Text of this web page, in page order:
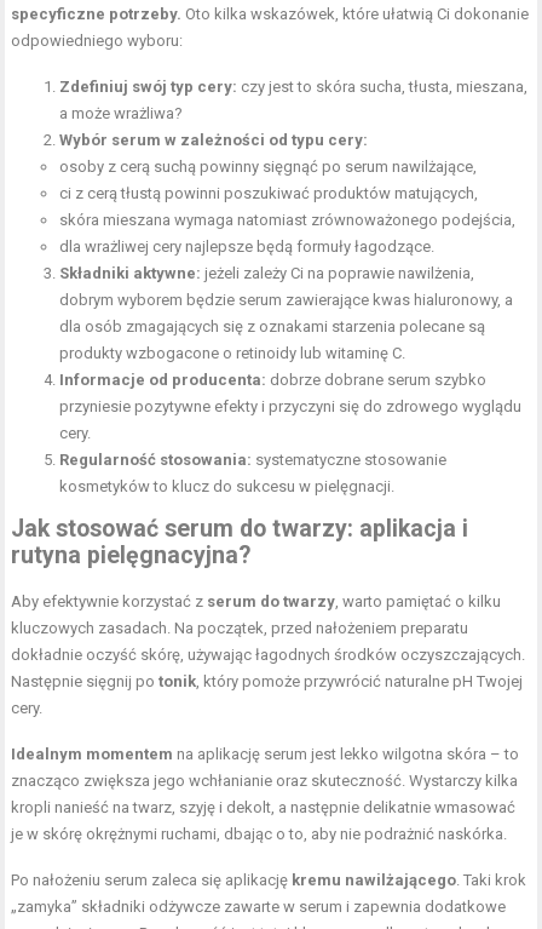
specyficzne potrzeby. Oto kilka wskazówek, które ułatwią Ci dokonanie
odpowiedniego wyboru:
Zdefiniuj swój typ cery: czy jest to skóra sucha, tłusta, mieszana,
a może wrażliwa?
Wybór serum w zależności od typu cery:
osoby z cerą suchą powinny sięgnąć po serum nawilżające,
ci z cerą tłustą powinni poszukiwać produktów matujących,
skóra mieszana wymaga natomiast zrównoważonego podejścia,
dla wrażliwej cery najlepsze będą formuły łagodzące.
Składniki aktywne: jeżeli zależy Ci na poprawie nawilżenia,
dobrym wyborem będzie serum zawierające kwas hialuronowy, a
dla osób zmagających się z oznakami starzenia polecane są
produkty wzbogacone o retinoidy lub witaminę C.
Informacje od producenta: dobrze dobrane serum szybko
przyniesie pozytywne efekty i przyczyni się do zdrowego wyglądu
cery.
Regularność stosowania: systematyczne stosowanie
kosmetyków to klucz do sukcesu w pielęgnacji.
Jak stosować serum do twarzy: aplikacja i
rutyna pielęgnacyjna?
Aby efektywnie korzystać z serum do twarzy , warto pamiętać o kilku
kluczowych zasadach. Na początek, przed nałożeniem preparatu
dokładnie oczyść skórę, używając łagodnych środków oczyszczających.
Następnie sięgnij potonik , który pomoże przywrócić naturalne pH Twojej
cery.
Idealnym momentem na aplikację serum jest lekko wilgotna skóra – to
znacząco zwiększa jego wchłanianie oraz skuteczność. Wystarczy kilka
kropli nanieść na twarz, szyję i dekolt, a następnie delikatnie wmasować
je w skórę okrężnymi ruchami, dbając o to, aby nie podrażnić naskórka.
Po nałożeniu serum zaleca się aplikację kremu nawilżającego . Taki krok
„zamyka” składniki odżywcze zawarte w serum i zapewnia dodatkowe